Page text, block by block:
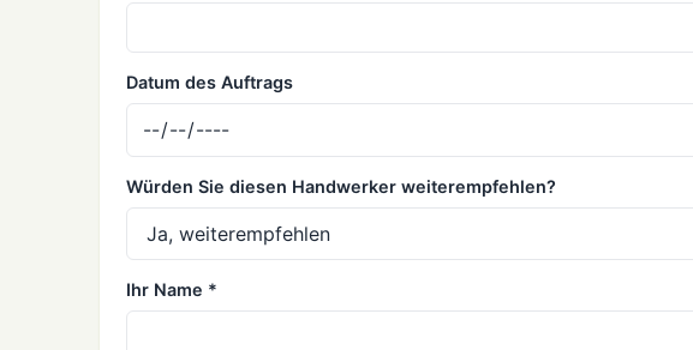
Datum des Auftrags
Würden Sie diesen Handwerker weiterempfehlen?
Ihr Name *